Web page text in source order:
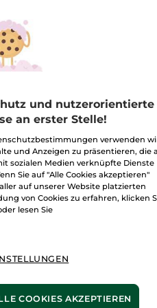
Serum für
30 ml
(728)
/ 1l
2-
ml
2 x 30ml
und nutzerorientierte
an erster Stelle!
verwenden
und Anzeigen zu präsentieren, die
sozialen Medien verknüpfte Dienste
Sie auf "Alle Cookies akzeptieren"
auf unserer Website platzierten
von Cookies zu erfahren, klicken
lesen Sie
COOKIES AKZEPTIEREN